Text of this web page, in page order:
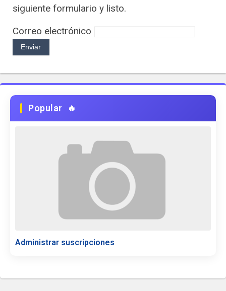
siguiente formulario y listo.
Correo electrónico
Popular
Administrar suscripciones